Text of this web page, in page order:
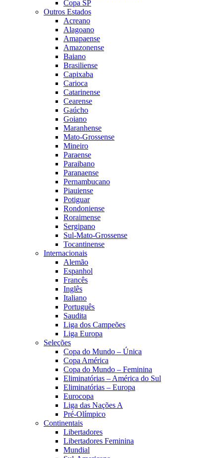
Copa SP
Outros Estados
Acreano
Alagoano
Amapaense
Amazonense
Baiano
Brasiliense
Capixaba
Carioca
Catarinense
Cearense
Gaúcho
Goiano
Maranhense
Mato-Grossense
Mineiro
Paraense
Paraibano
Paranaense
Pernambucano
Piauiense
Potiguar
Rondoniense
Roraimense
Sergipano
Sul-Mato-Grossense
Tocantinense
Internacionais
Alemão
Espanhol
Francês
Inglês
Italiano
Português
Saudita
Liga dos Campeões
Liga Europa
Seleções
Copa do Mundo – Única
Copa América
Copa do Mundo – Feminina
Eliminatórias – América do Sul
Eliminatórias – Europa
Eurocopa
Liga das Nações A
Pré-Olímpico
Continentais
Libertadores
Libertadores Feminina
Mundial